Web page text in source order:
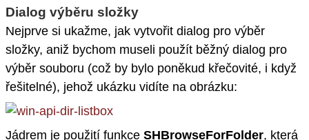
Dialog výběru složky
Nejprve si ukažme, jak vytvořit dialog pro výběr
složky, aniž bychom museli použít běžný dialog pro
výběr souboru (což by bylo poněkud křečovité, i když
řešitelné), jehož ukázku vidíte na obrázku:
Jádrem je použití funkce SHBrowseForFolder, která